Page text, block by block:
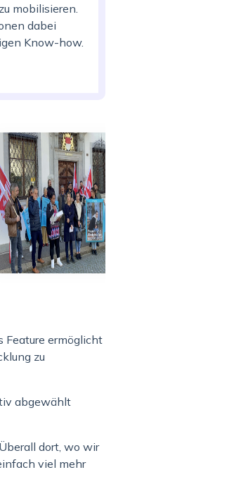
mobilisieren.
dabei
Know-how.
Feature ermöglicht
zu
abgewählt
dort, wo wir
viel mehr